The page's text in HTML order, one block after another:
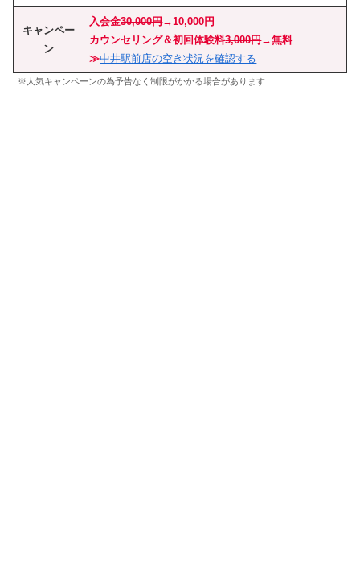
キャンペー
ン
入会金30,000円→10,000円
カウンセリング＆初回体験料3,000円→無料
≫中井駅前店の空き状況を確認する
※人気キャンペーンの為予告なく制限がかかる場合があります